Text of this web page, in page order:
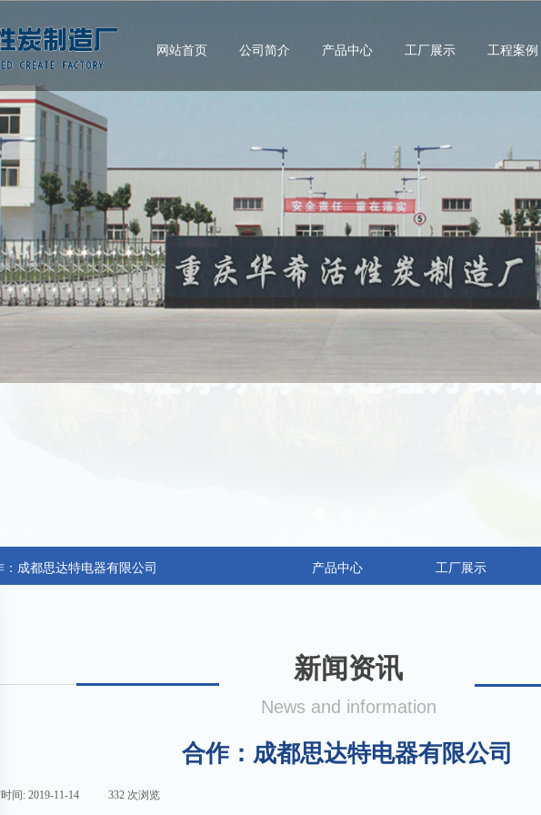
网站首页 公司简介 产品中心 工厂展示 工程案例
产品中心 工厂展示
：成都思达特电器有限公司
新闻资讯
News and information
合作：成都思达特电器有限公司
间: 2019-11-14 332 次浏览